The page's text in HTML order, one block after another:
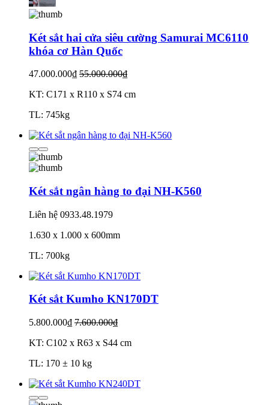
Két sắt hai cửa siêu cường Samurai MC6110
khóa cơ Hàn Quốc
47.000.000₫ 55.000.000₫
KT: C171 x R110 x S74 cm
TL: 745kg
Két sắt ngân hàng to đại NH-K560
Liên hệ 0933.48.1979
1.630 x 1.000 x 600mm
TL: 700kg
Két sắt Kumho KN170DT
5.800.000₫ 7.600.000₫
KT: C102 x R63 x S44 cm
TL: 170 ± 10 kg